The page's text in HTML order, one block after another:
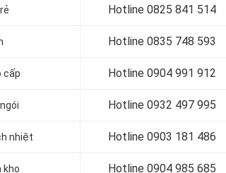
Hotline 0825 841 514
Hotline 0835 748 593
cấp Hotline 0904 991 912
Hotline 0932 497 995
nhiệt Hotline 0903 181 486
kho Hotline 0904 985 685